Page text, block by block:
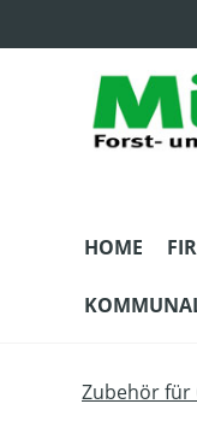
HOME
Zubehör für